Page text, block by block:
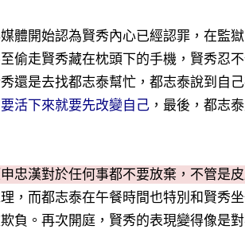
體開始認為賢秀內心已經認罪，在監
偷走賢秀藏在枕頭下的手機，賢秀忍
還是去找都志泰幫忙，都志泰說到自
要活下來就要先改變自己，最後，都志
忠漢對於任何事都不要放棄，不管是
，而都志泰在午餐時間也特別和賢秀
負。再次開庭，賢秀的表現變得像是